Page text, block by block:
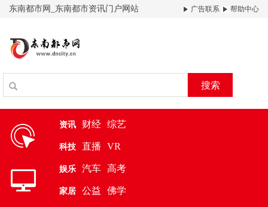
东南都市网_东南都市资讯门户网站 广告联系 帮助中心
搜索
资讯 财经 综艺
科技 直播 VR
娱乐 汽车 高考
家居 公益 佛学